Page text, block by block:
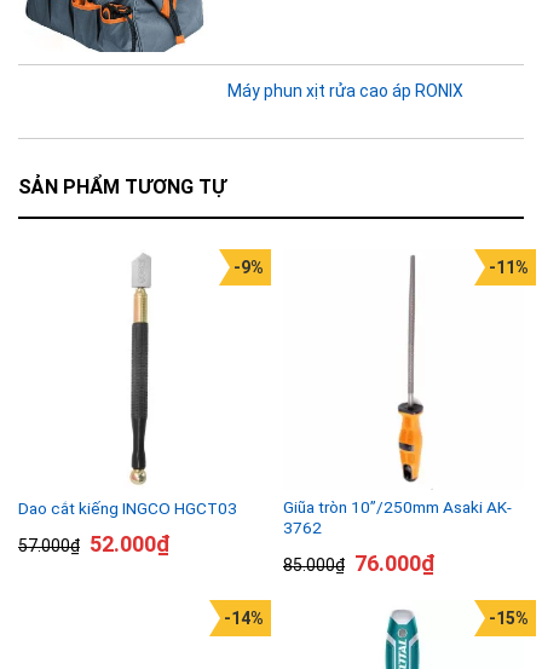
Máy phun xịt rửa cao áp RONIX
SẢN PHẨM TƯƠNG TỰ
Dao cắt kiếng INGCO HGCT03
57.000₫
-9%
52.000₫
Giũa tròn 10”/250mm Asaki AK-
3762
85.000₫
-11%
76.000₫
-14% -15%